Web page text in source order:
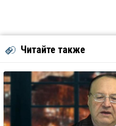
Читайте также